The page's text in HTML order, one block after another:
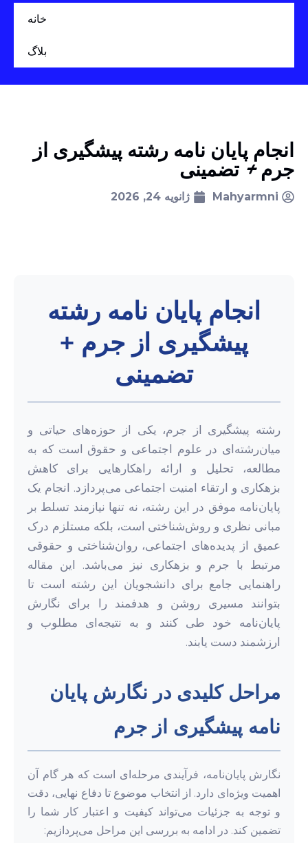
خانه
بلاگ
انجام پایان نامه رشته پیشگیری از
جرم + تضمینی
Mahyarmni ژانویه 24, 2026
انجام پایان نامه رشته
پیشگیری از جرم +
تضمینی
رشته پیشگیری از جرم، یکی از حوزه‌های حیاتی و
میان‌رشته‌ای در علوم اجتماعی و حقوق است که به
مطالعه، تحلیل و ارائه راهکارهایی برای کاهش
بزهکاری و ارتقاء امنیت اجتماعی می‌پردازد. انجام یک
پایان‌نامه موفق در این رشته، نه تنها نیازمند تسلط بر
مبانی نظری و روش‌شناختی است، بلکه مستلزم درک
عمیق از پدیده‌های اجتماعی، روان‌شناختی و حقوقی
مرتبط با جرم و بزهکاری نیز می‌باشد. این مقاله
راهنمایی جامع برای دانشجویان این رشته است تا
بتوانند مسیری روشن و هدفمند را برای نگارش
پایان‌نامه خود طی کنند و به نتیجه‌ای مطلوب و
ارزشمند دست یابند.
مراحل کلیدی در نگارش پایان
نامه پیشگیری از جرم
نگارش پایان‌نامه، فرآیندی مرحله‌ای است که هر گام آن
اهمیت ویژه‌ای دارد. از انتخاب موضوع تا دفاع نهایی، دقت
و توجه به جزئیات می‌تواند کیفیت و اعتبار کار شما را
تضمین کند. در ادامه به بررسی این مراحل می‌پردازیم: